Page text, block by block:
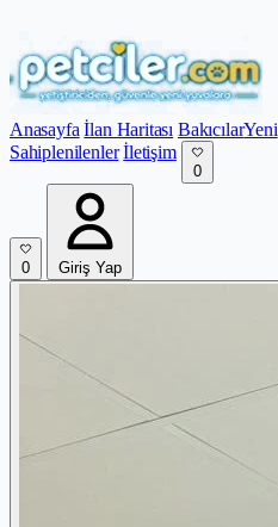
Anasayfa İlan Haritası BakıcılarYeni
Sahiplenilenler İletişim
0
0 Giriş Yap